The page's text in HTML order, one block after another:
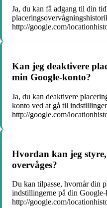
Ja, du kan få adgang til din
http://google.com/
Kan jeg deaktivere
min Google-konto?
Ja, du kan deaktivere
konto ved at gå til
http://google.com/
Hvordan kan jeg
overvåges?
Du kan tilpasse, hvornår din
indstillingerne på din
http://google.com/